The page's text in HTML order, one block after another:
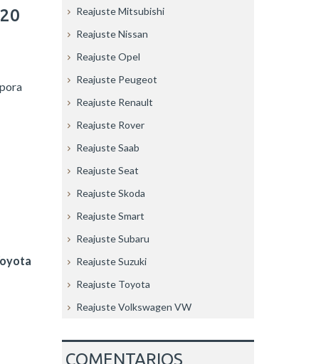
Reajuste Mitsubishi
Reajuste Nissan
Reajuste Opel
Reajuste Peugeot
Reajuste Renault
Reajuste Rover
Reajuste Saab
Reajuste Seat
Reajuste Skoda
Reajuste Smart
Reajuste Subaru
Reajuste Suzuki
Reajuste Toyota
Reajuste Volkswagen VW
COMENTARIOS